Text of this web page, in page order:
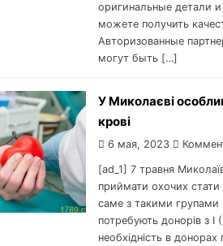
оригинальные детали
можете получить
Авторизованные
могут быть […]
У Миколаєві
крові
6 мая, 2023
[ad_1] 7 травня
приймати охочих
саме з такими групами
потребують донорів з І
необхідність в